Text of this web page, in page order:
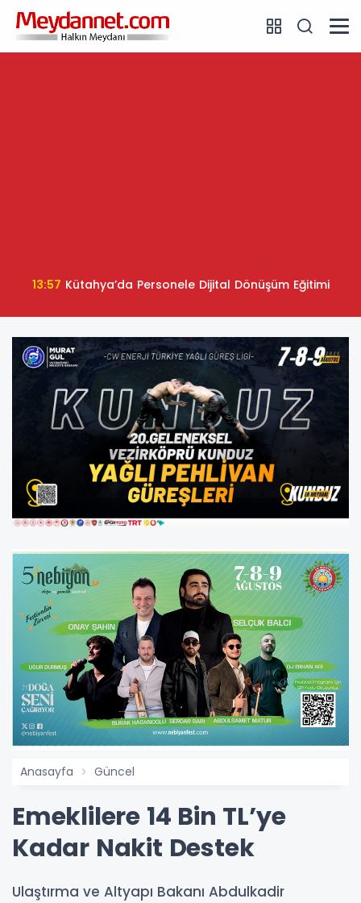
13:57 Kütahya’da Personele Dijital Dönüşüm Eğitimi
Anasayfa Güncel
Emeklilere 14 Bin TL’ye
Kadar Nakit Destek
Ulaştırma ve Altyapı Bakanı Abdulkadir